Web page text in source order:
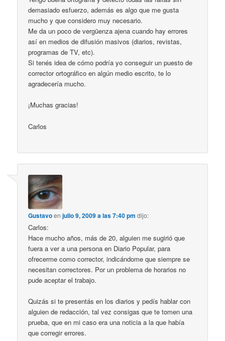
demasiado esfuerzo, además es algo que me gusta
mucho y que considero muy necesario.
Me da un poco de vergüenza ajena cuando hay errores
así en medios de difusión masivos (diarios, revistas,
programas de TV, etc).
Si tenés idea de cómo podría yo conseguir un puesto de
corrector ortográfico en algún medio escrito, te lo
agradecería mucho.
¡Muchas gracias!
Carlos
Gustavoenjulio 9, 2009 a las 7:40 pm dijo:
Carlos:
Hace mucho años, más de 20, alguien me sugirió que
fuera a ver a una persona en Diario Popular, para
ofrecerme como corrector, indicándome que siempre se
necesitan correctores. Por un problema de horarios no
pude aceptar el trabajo.
Quizás si te presentás en los diarios y pedís hablar con
alguien de redacción, tal vez consigas que te tomen una
prueba, que en mi caso era una noticia a la que había
que corregir errores.